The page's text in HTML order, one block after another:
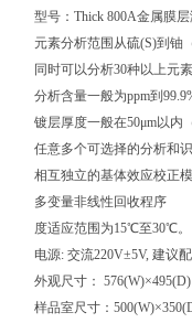
型号：Thick 800A金属膜
元素分析范围从硫(S)到铀
同时可以分析30种以上元
分析含量一般为ppm到
镀层厚度一般在50μm以内
任意多个可选择的分析和
相互独立的基体效应校正
多变量非线性回收程序
度适应范围为15℃至30℃。
电源: 交流220V±5V, 建议
外观尺寸：
样品室尺寸：